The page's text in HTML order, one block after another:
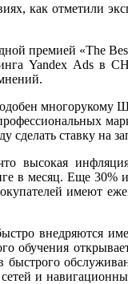
как отметили
премией «The
Yandex Ads в
многорукому
ставку на
высокая
в месяц. Еще 30%
имеют
внедряются
обучения
и